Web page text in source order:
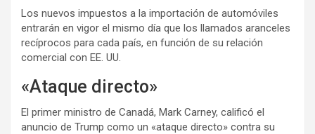
Los nuevos impuestos a la importación de automóviles
entrarán en vigor el mismo día que los llamados aranceles
recíprocos para cada país, en función de su relación
comercial con EE. UU.
«Ataque directo»
El primer ministro de Canadá, Mark Carney, calificó el
anuncio de Trump como un «ataque directo» contra su